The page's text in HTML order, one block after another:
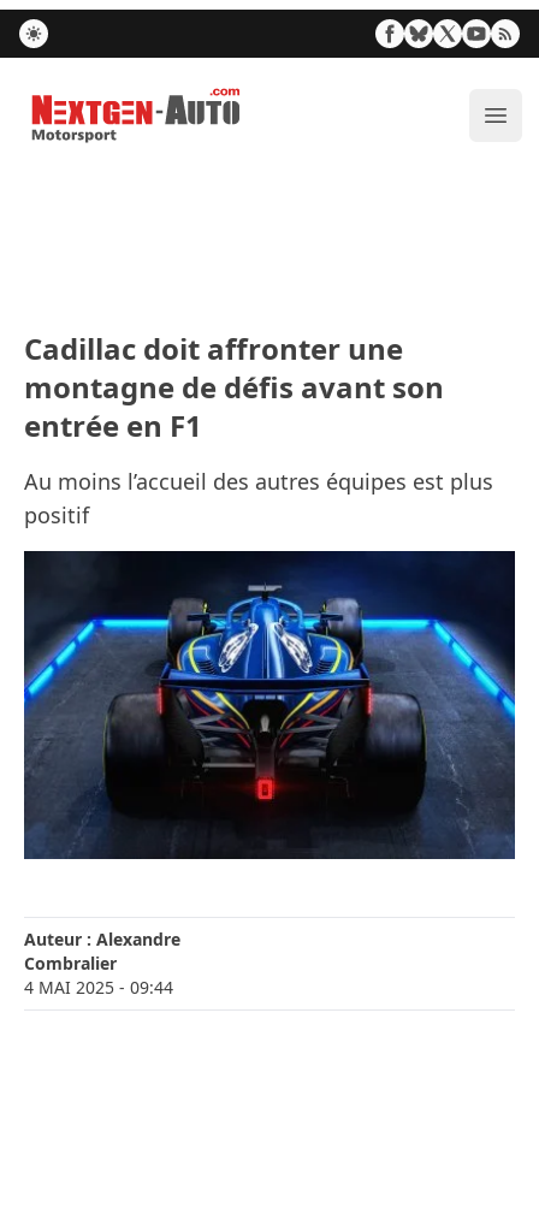
Nextgen-Auto.com
Cadillac doit affronter une
montagne de défis avant son
entrée en F1
Au moins l’accueil des autres équipes est plus
positif
Auteur : Alexandre
Combralier
4 MAI 2025 - 09:44